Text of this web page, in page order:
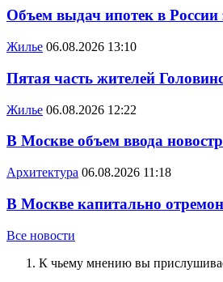
Объем выдач ипотек в России
Жилье 06.08.2026 13:10
Пятая часть жителей
Жилье 06.08.2026 12:22
В Москве объем ввода
Архитектура 06.08.2026 11:18
В Москве капитально
Все новости
К чьему мнению вы